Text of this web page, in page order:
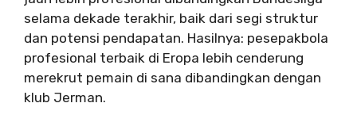
selama dekade terakhir, baik dari segi struktur
dan potensi pendapatan. Hasilnya: pesepakbola
profesional terbaik di Eropa lebih cenderung
merekrut pemain di sana dibandingkan dengan
klub Jerman.